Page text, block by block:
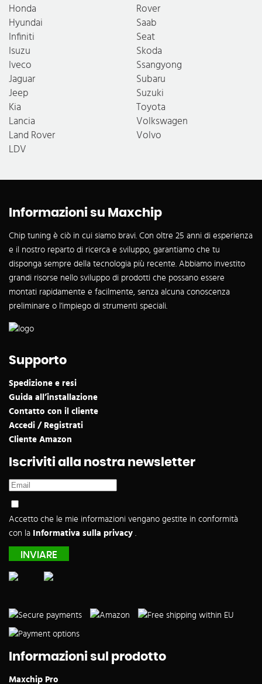
Honda
Hyundai
Infiniti
Isuzu
Iveco
Jaguar
Jeep
Kia
Lancia
Land Rover
LDV
Rover
Saab
Seat
Skoda
Ssangyong
Subaru
Suzuki
Toyota
Volkswagen
Volvo
Informazioni su Maxchip
Chip tuning è ciò in cui siamo bravi. Con oltre 25 anni di esperienza
e il nostro reparto di ricerca e sviluppo, garantiamo che tu
disponga sempre della tecnologia più recente. Abbiamo investito
grandi risorse nello sviluppo di prodotti che possano essere
montati rapidamente e facilmente, senza alcuna conoscenza
preliminare o l’impiego di strumenti speciali.
Supporto
Spedizione e resi
Guida all’installazione
Contatto con il cliente
Accedi / Registrati
Cliente Amazon
Iscriviti alla nostra newsletter
Accetto che le mie informazioni vengano gestite in conformità
con la
Informativa sulla privacy .
Informazioni sul prodotto
Maxchip Pro